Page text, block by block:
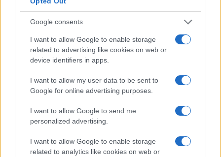
Google consents
I want to allow Google to enable storage
related to advertising like cookies on web or
device identifiers in apps.
I want to allow my user data to be sent to
Google for online advertising purposes.
I want to allow Google to send me
personalized advertising.
I want to allow Google to enable storage
related to analytics like cookies on web or
Continue lendo
FINANÇA